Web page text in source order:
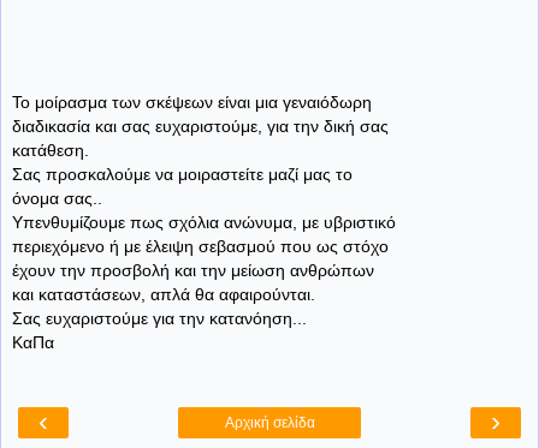
Το μοίρασμα των σκέψεων είναι μια γεναιόδωρη
διαδικασία και σας ευχαριστούμε, για την δική σας
κατάθεση.
Σας προσκαλούμε να μοιραστείτε μαζί μας το
όνομα σας..
Υπενθυμίζουμε πως σχόλια ανώνυμα, με υβριστικό
περιεχόμενο ή με έλειψη σεβασμού που ως στόχο
έχουν την προσβολή και την μείωση ανθρώπων
και καταστάσεων, απλά θα αφαιρούνται.
Σας ευχαριστούμε για την κατανόηση...
ΚαΠα
‹ ›
Αρχική σελίδα